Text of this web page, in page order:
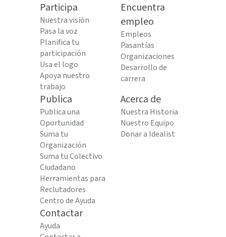
Participa
Nuestra visión
Pasa la voz
Planifica tu
participación
Usa el logo
Apoya nuestro
trabajo
Encuentra
empleo
Empleos
Pasantías
Organizaciones
Desarrollo de
carrera
Publica
Publica una
Oportunidad
Suma tu
Organización
Suma tu Colectivo
Ciudadano
Herramientas para
Reclutadores
Centro de Ayuda
Acerca de
Nuestra Historia
Nuestro Equipo
Donar a Idealist
Contactar
Ayuda